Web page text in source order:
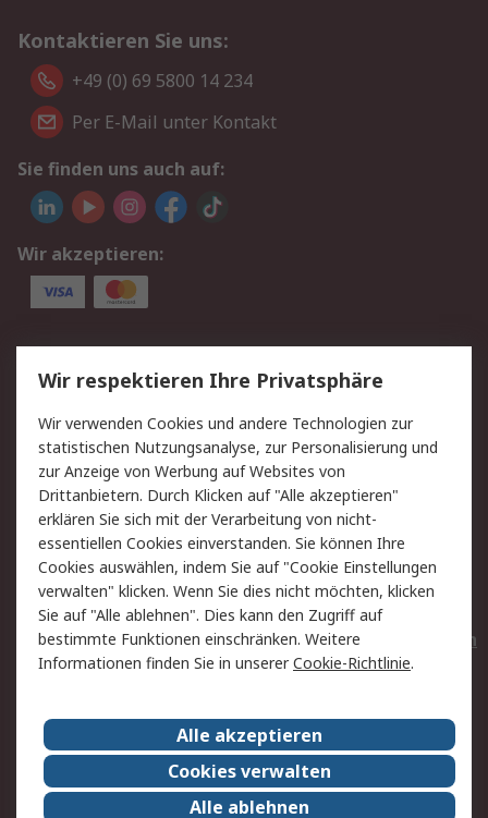
Kontaktieren Sie uns:
+49 (0) 69 5800 14 234
Per E-Mail unter Kontakt
Sie finden uns auch auf:
Wir akzeptieren:
Service
Value Added Services
Lieferlösungen
Rücksendungen
Kontakt
Hilfe
Privatkunden
Rechtliches
AGB
Datenschutz
Cookie-Richtlinie
Zahlungsbedingungen
Copyright/Impressum
Entsorgung
Elektrogeräte/Batterien
RS weltweit
Karriere bei RS
Nachhaltigkeit
Qualität/Umwelt/ZertifikatePresse-Center
Wir respektieren Ihre Privatsphäre
Wir verwenden Cookies und andere Technologien zur
statistischen Nutzungsanalyse, zur Personalisierung und
zur Anzeige von Werbung auf Websites von
Drittanbietern. Durch Klicken auf "Alle akzeptieren"
erklären Sie sich mit der Verarbeitung von nicht-
essentiellen Cookies einverstanden. Sie können Ihre
Cookies auswählen, indem Sie auf "Cookie Einstellungen
verwalten" klicken. Wenn Sie dies nicht möchten, klicken
Sie auf "Alle ablehnen". Dies kann den Zugriff auf
bestimmte Funktionen einschränken. Weitere
Informationen finden Sie in unsererCookie-Richtlinie.
Alle akzeptieren
Cookies verwalten
Alle ablehnen